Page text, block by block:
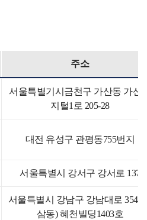
주소
서울특별기시금천구 가산동 가산
지털1로 205-28
대전 유성구 관평동755번지
서울특별시 강서구 강서로 137
서울특별시 강남구 강남대로 354 (
삼동) 혜천빌딩1403호